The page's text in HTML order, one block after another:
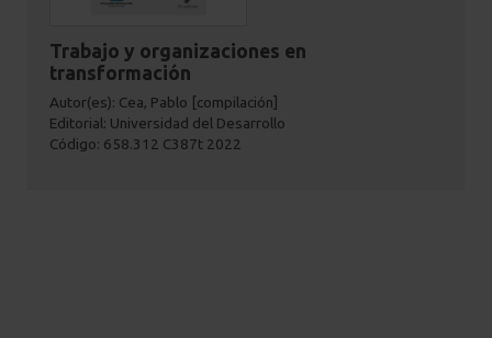
Trabajo y organizaciones en
transformación
Autor(es): Cea, Pablo [compilación]
Editorial: Universidad del Desarrollo
Código: 658.312 C387t 2022